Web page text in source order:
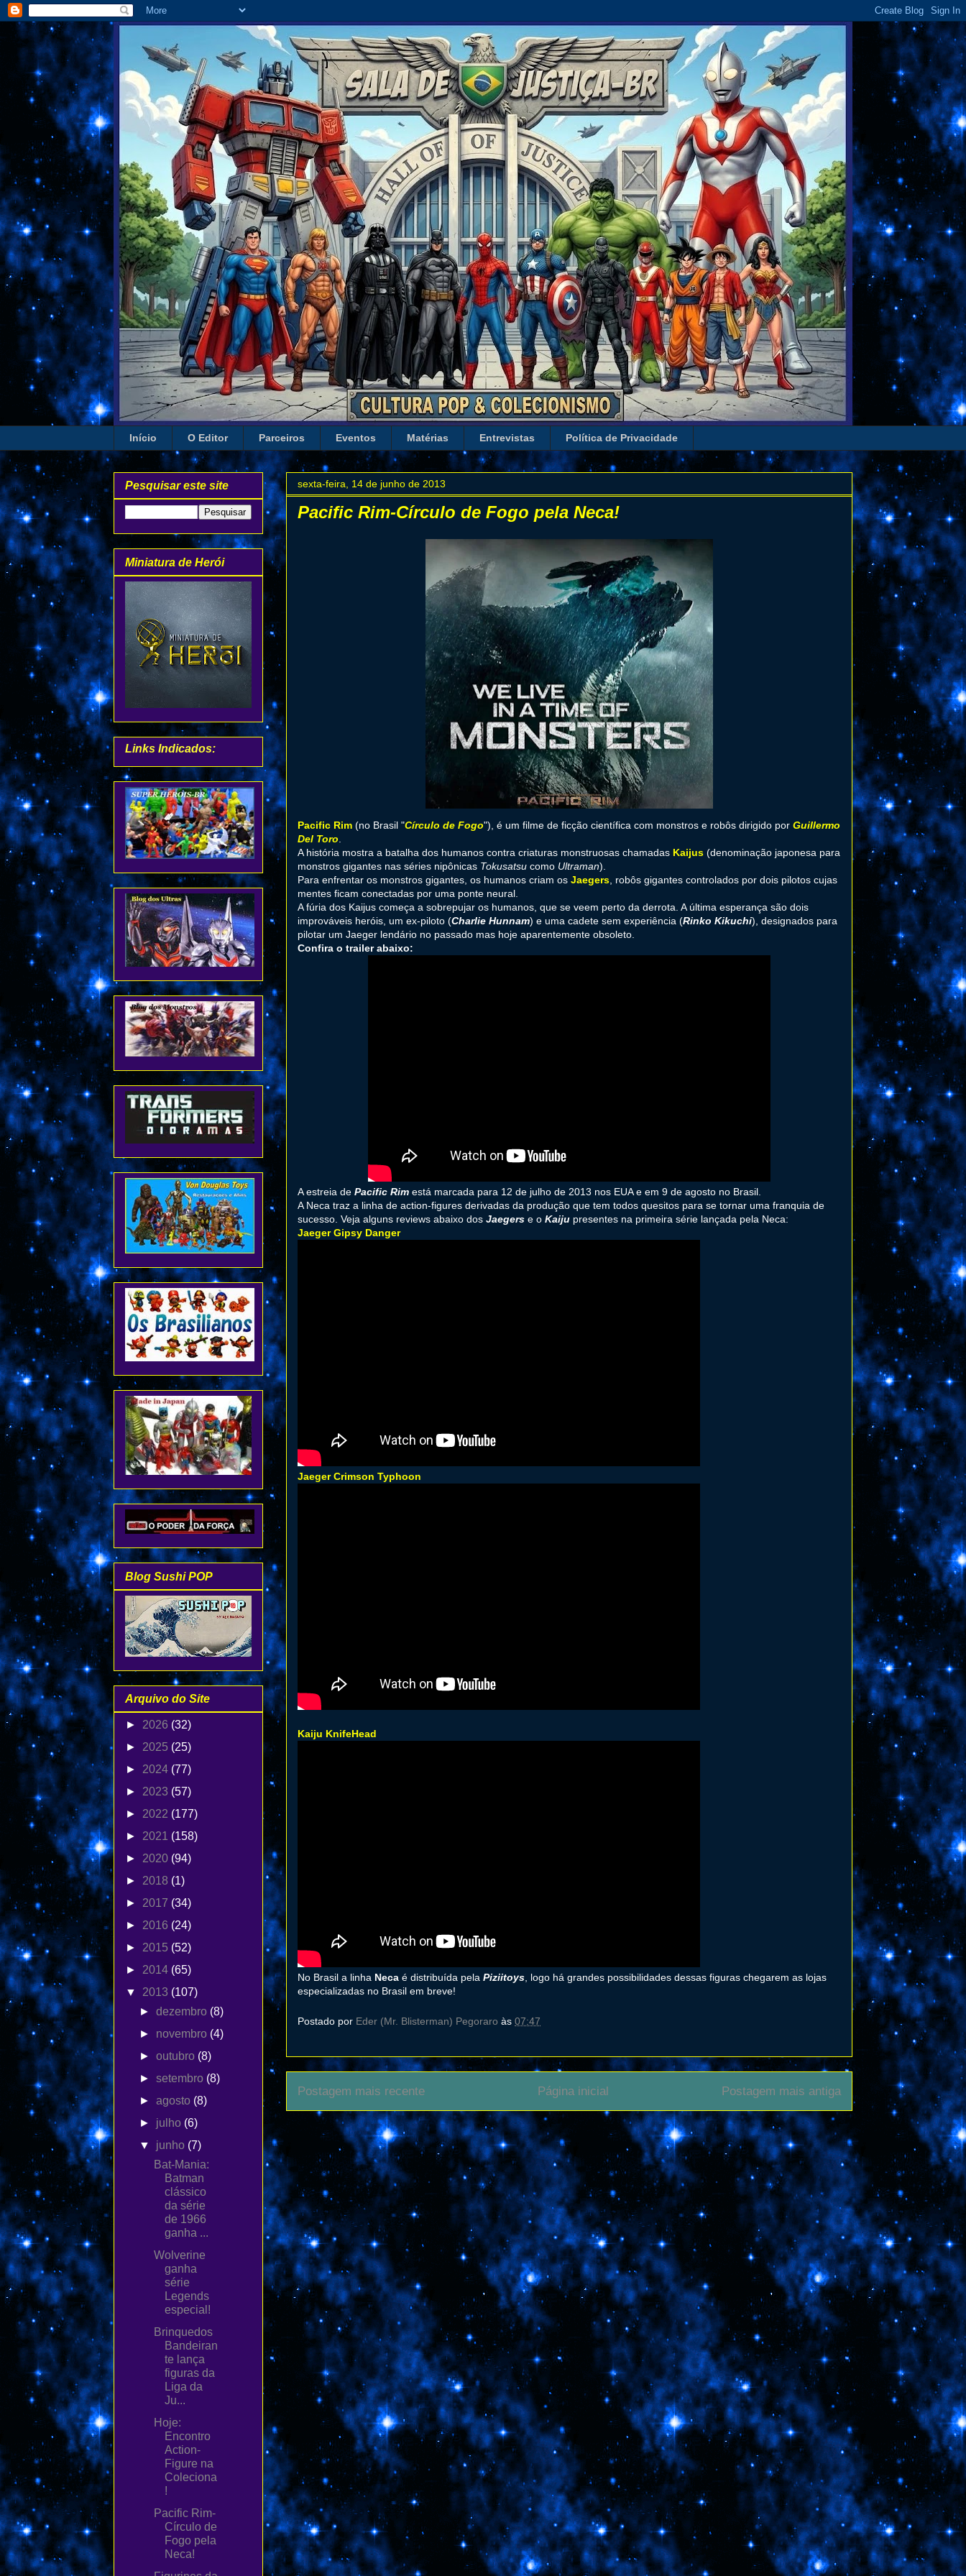
Início O Editor Parceiros Eventos Matérias Entrevistas Política de Privacidade
sexta-feira, 14 de junho de 2013
Pacific Rim-Círculo de Fogo pela Neca!
Pacific Rim (no Brasil "Círculo de Fogo"), é um filme de ficção científica com monstros e robôs dirigido por Guillermo
Del Toro
A história mostra a batalha dos humanos contra criaturas monstruosas chamadas Kaijus (denominação japonesa para
monstros gigantes nas séries nipônicas Tokusatsu como Ultraman).
Para enfrentar os monstros gigantes, os humanos criam os Jaegers , robôs gigantes controlados por dois pilotos cujas
mentes ficam conectadas por uma ponte neural.
A fúria dos Kaijus começa a sobrepujar os humanos, que se veem perto da derrota. A última esperança são dois
improváveis heróis, um ex-piloto (Charlie Hunnam) e uma cadete sem experiência (Rinko Kikuchi), designados para
pilotar um Jaeger lendário no passado mas hoje aparentemente obsoleto.
Confira o trailer abaixo:
A estreia de Pacific Rim está marcada para 12 de julho de 2013 nos EUA e em 9 de agosto no Brasil.
A Neca traz a linha de action-figures derivadas da produção que tem todos quesitos para se tornar uma franquia de
sucesso. Veja alguns reviews abaixo dos Jaegers e o Kaiju presentes na primeira série lançada pela Neca:
Jaeger Gipsy Danger
Jaeger Crimson Typhoon
Kaiju KnifeHead
No Brasil a linha Neca é distribuída pela Piziitoys , logo há grandes possibilidades dessas figuras chegarem as lojas
especializadas no Brasil em breve!
Postado por Eder (Mr. Blisterman) Pegoraro às 07:47
Postagem mais recente Postagem mais antiga
Página inicial
Pesquisar este site
Miniatura de Herói
Links Indicados:
Blog Sushi POP
Arquivo do Site
► 2026 (32)
► 2025 (25)
► 2024 (77)
► 2023 (57)
► 2022 (177)
► 2021 (158)
► 2020 (94)
► 2018 (1)
► 2017 (34)
► 2016 (24)
► 2015 (52)
► 2014 (65)
▼ 2013 (107)
►dezembro (8)
► novembro (4)
►outubro (8)
►setembro (8)
►agosto (8)
► julho (6)
▼ junho (7)
Bat-Mania:
Batman
clássico
da série
de 1966
ganha ...
Wolverine
ganha
série
Legends
especial!
Brinquedos
Bandeiran
te lança
figuras da
Liga da
Ju...
Hoje:
Encontro
Action-
Figure na
Coleciona
!
Pacific Rim-
Círculo de
Fogo pela
Neca!